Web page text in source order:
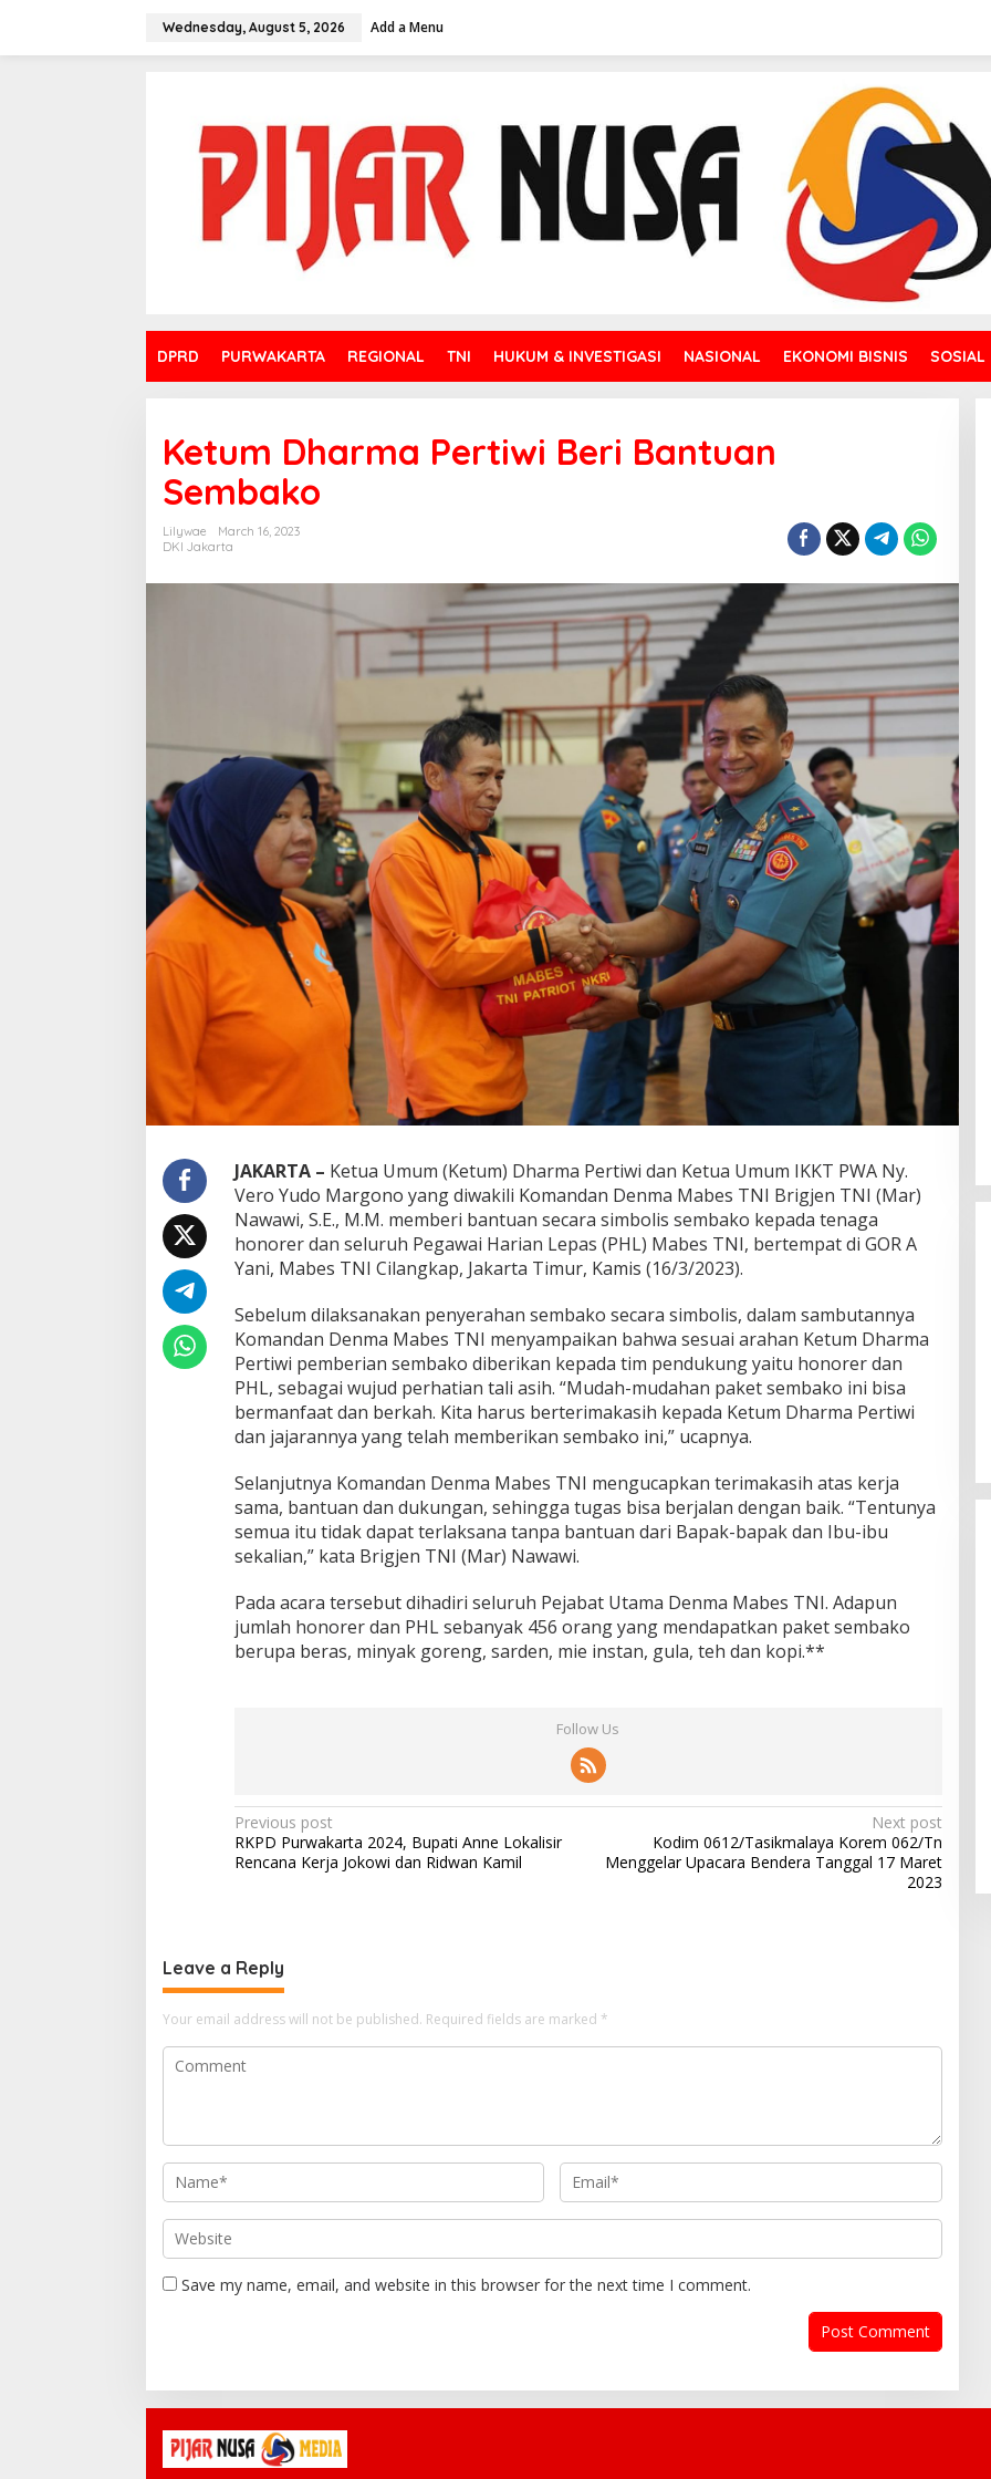
Wednesday, August 5, 2026 Add a Menu
DPRD PURWAKARTA REGIONAL TNI HUKUM & INVESTIGASI NASIONAL EKONOMI BISNIS SOSIAL
Ketum Dharma Pertiwi Beri Bantuan
Sembako
Lilywae
March 16, 2023
DKI Jakarta
JAKARTA – Ketua Umum (Ketum) Dharma Pertiwi dan Ketua Umum IKKT PWA Ny.
Vero Yudo Margono yang diwakili Komandan Denma Mabes TNI Brigjen TNI (Mar)
Nawawi, S.E., M.M. memberi bantuan secara simbolis sembako kepada tenaga
honorer dan seluruh Pegawai Harian Lepas (PHL) Mabes TNI, bertempat di GOR A
Yani, Mabes TNI Cilangkap, Jakarta Timur, Kamis (16/3/2023).
Sebelum dilaksanakan penyerahan sembako secara simbolis, dalam sambutannya
Komandan Denma Mabes TNI menyampaikan bahwa sesuai arahan Ketum Dharma
Pertiwi pemberian sembako diberikan kepada tim pendukung yaitu honorer dan
PHL, sebagai wujud perhatian tali asih. “Mudah-mudahan paket sembako ini bisa
bermanfaat dan berkah. Kita harus berterimakasih kepada Ketum Dharma Pertiwi
dan jajarannya yang telah memberikan sembako ini,” ucapnya.
Selanjutnya Komandan Denma Mabes TNI mengucapkan terimakasih atas kerja
sama, bantuan dan dukungan, sehingga tugas bisa berjalan dengan baik. “Tentunya
semua itu tidak dapat terlaksana tanpa bantuan dari Bapak-bapak dan Ibu-ibu
sekalian,” kata Brigjen TNI (Mar) Nawawi.
Pada acara tersebut dihadiri seluruh Pejabat Utama Denma Mabes TNI. Adapun
jumlah honorer dan PHL sebanyak 456 orang yang mendapatkan paket sembako
berupa beras, minyak goreng, sarden, mie instan, gula, teh dan kopi.**
Follow Us
Post
navigation
Previous post
RKPD Purwakarta 2024, Bupati Anne Lokalisir
Rencana Kerja Jokowi dan Ridwan Kamil
Next post
Kodim 0612/Tasikmalaya Korem 062/Tn
Menggelar Upacara Bendera Tanggal 17 Maret
2023
Leave a Reply
Your email address will not be published. Required fields are marked *
Save my name, email, and website in this browser for the next time I comment.
Wakil Panglima TNI dan Sejumlah
Pejabat Negara Terima Warga
Kehormatan dan Brevet Korps
Marinir
In Nasional August 5, 2026